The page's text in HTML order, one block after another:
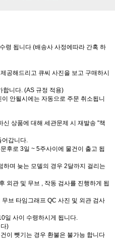
령 됩니다 (배송사 사정에따라 간혹 하
공해드리고 큐씨 사진을 보고 구매하시
합니다. (AS 규정 적용)
안될시에는 자동으로 주문 취소됩니
상품에 대해 세관문제 시 재발송 "책
어갑니다.
후로 3일 ~ 5주사이에 물건이 출고 됩
하며 늦는 모델의 경우 2달까지 걸리는
외관 및 무브 , 작동 검사를 진행하게 됩
브 타임그래프 QC 사진 및 외관 검사
일 사이 수령하시게 됩니다.
)
이 뺏기는 경우 환불은 불가능 합니다